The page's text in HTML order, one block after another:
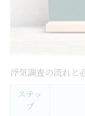
千葉県千
成功率を
浮気調査の流れと
ステッ
プ